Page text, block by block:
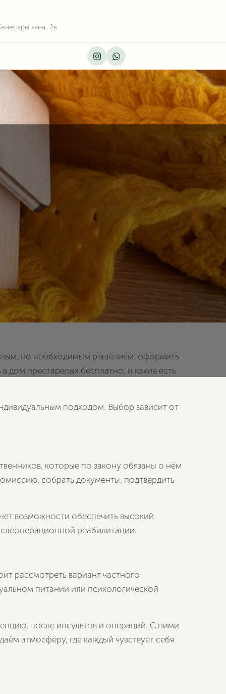
хана, 2в
InstagramWhatsapp
но необходимым решением: оформить
дом престарелых бесплатно, и какие есть
подходом. Выбор зависит от
которые по закону обязаны о нём
собрать документы, подтвердить
возможности обеспечить высокий
реабилитации.
рассмотреть вариант частного
питании или психологической
после инсультов и операций. С ними
атмосферу, где каждый чувствует себя